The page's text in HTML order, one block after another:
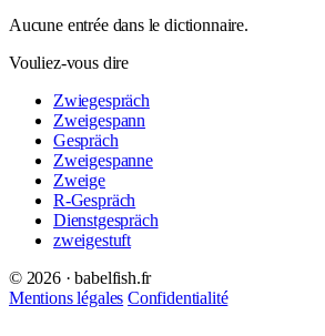
Aucune entrée dans le dictionnaire.
Vouliez-vous dire
Zwiegespräch
Zweigespann
Gespräch
Zweigespanne
Zweige
R-Gespräch
Dienstgespräch
zweigestuft
© 2026 · babelfish.fr
Mentions légales Confidentialité